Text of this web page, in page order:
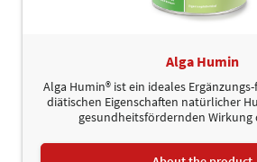
Alga Humin
Alga Humin® ist ein ideales
diätischen Eigenschaften natürlicher
gesundheitsfördernden Wirkung